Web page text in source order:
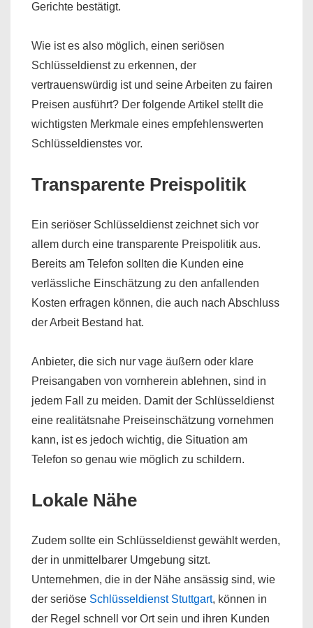
Gerichte bestätigt.
Wie ist es also möglich, einen seriösen
Schlüsseldienst zu erkennen, der
vertrauenswürdig ist und seine Arbeiten zu fairen
Preisen ausführt? Der folgende Artikel stellt die
wichtigsten Merkmale eines empfehlenswerten
Schlüsseldienstes vor.
Transparente Preispolitik
Ein seriöser Schlüsseldienst zeichnet sich vor
allem durch eine transparente Preispolitik aus.
Bereits am Telefon sollten die Kunden eine
verlässliche Einschätzung zu den anfallenden
Kosten erfragen können, die auch nach Abschluss
der Arbeit Bestand hat.
Anbieter, die sich nur vage äußern oder klare
Preisangaben von vornherein ablehnen, sind in
jedem Fall zu meiden. Damit der Schlüsseldienst
eine realitätsnahe Preiseinschätzung vornehmen
kann, ist es jedoch wichtig, die Situation am
Telefon so genau wie möglich zu schildern.
Lokale Nähe
Zudem sollte ein Schlüsseldienst gewählt werden,
der in unmittelbarer Umgebung sitzt.
Unternehmen, die in der Nähe ansässig sind, wie
der seriöse Schlüsseldienst Stuttgart, können in
der Regel schnell vor Ort sein und ihren Kunden